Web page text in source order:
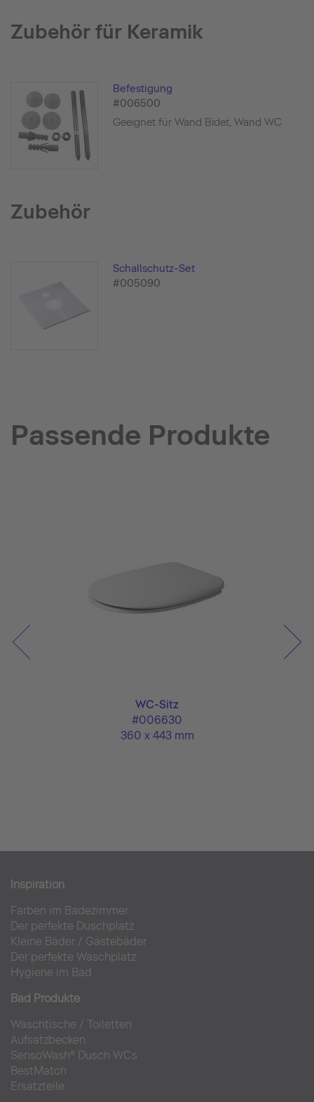
Zubehör für Keramik
Befestigung
#006500
Geeignet für Wand Bidet, Wand WC
Zubehör
Schallschutz-Set
#005090
Passende Produkte
WC-Sitz
#006630
360 x 443 mm
Inspiration
Farben im Badezimmer
Der perfekte Duschplatz
Kleine Bäder / Gästebäder
Der perfekte Waschplatz
Hygiene im Bad
Bad Produkte
Waschtische / Toiletten
Aufsatzbecken
SensoWash® Dusch WCs
BestMatch
Ersatzteile